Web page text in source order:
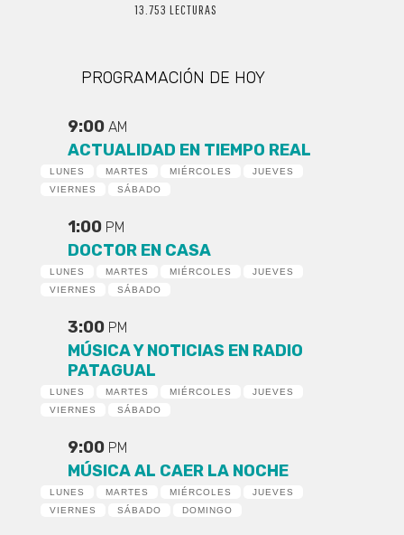
13.753 LECTURAS
PROGRAMACIÓN DE HOY
9:00 AM
ACTUALIDAD EN TIEMPO REAL
LUNES MARTES MIÉRCOLES
JUEVES
VIERNES
SÁBADO
1:00 PM
DOCTOR EN CASA
LUNES MARTES MIÉRCOLES
JUEVES
VIERNES
SÁBADO
3:00 PM
MÚSICA Y NOTICIAS EN RADIO
PATAGUAL
LUNES MARTES MIÉRCOLES
JUEVES
VIERNES
SÁBADO
9:00 PM
MÚSICA AL CAER LA NOCHE
LUNES MARTES MIÉRCOLES
JUEVES
VIERNES
SÁBADO DOMINGO